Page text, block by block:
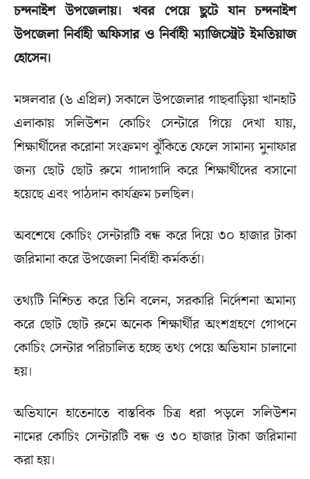
চন্দনাইশ উপজেলায়। খবর পেয়ে ছুটে যান চন্দনাইশ
উপজেলা নির্বাহী অফিসার ও নির্বাহী ম্যাজিস্ট্রেট ইমতিয়াজ
হোসেন।
মঙ্গলবার (৬ এপ্রিল) সকালে উপজেলার গাছবাড়িয়া খানহাট
এলাকায় সলিউশন কোচিং সেন্টারে গিয়ে দেখা যায়,
শিক্ষার্থীদের করোনা সংক্রমণ ঝুঁকিতে ফেলে সামান্য মুনাফার
জন্য ছোট ছোট রুমে গাদাগাদি করে শিক্ষার্থীদের বসানো
হয়েছে এবং পাঠদান কার্যক্রম চলছিল।
অবশেষে কোচিং সেন্টারটি বন্ধ করে দিয়ে ৩০ হাজার টাকা
জরিমানা করে উপজেলা নির্বাহী কর্মকর্তা।
তথ্যটি নিশ্চিত করে তিনি বলেন, সরকারি নির্দেশনা অমান্য
করে ছোট ছোট রুমে অনেক শিক্ষার্থীর অংশগ্রহণে গোপনে
কোচিং সেন্টার পরিচালিত হচ্ছে তথ্য পেয়ে অভিযান চালানো
হয়।
অভিযানে হাতেনাতে বাস্তবিক চিত্র ধরা পড়লে সলিউশন
নামের কোচিং সেন্টারটি বন্ধ ও ৩০ হাজার টাকা জরিমানা
করা হয়।